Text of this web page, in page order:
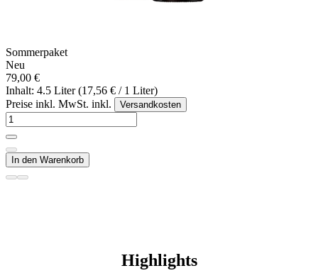
Sommerpaket
Neu
79,00 €
Inhalt: 4.5 Liter (17,56 € / 1 Liter)
Preise inkl. MwSt. inkl.
Versandkosten
In den Warenkorb
Highlights